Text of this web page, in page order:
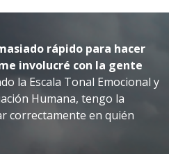
rápido para hacer
involucré con la gente
la Escala Tonal Emocional y
Humana, tengo la
correctamente en quién